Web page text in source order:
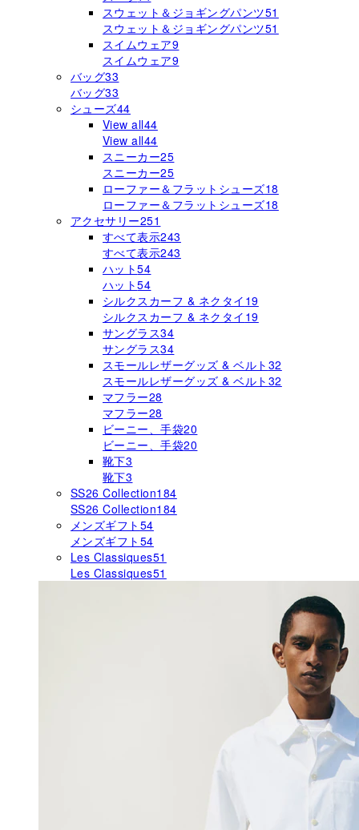
スウェット＆ジョギングパンツ51
スウェット＆ジョギングパンツ51
スイムウェア9
スイムウェア9
バッグ33
バッグ33
シューズ44
View all44
View all44
スニーカー25
スニーカー25
ローファー＆フラットシューズ18
ローファー＆フラットシューズ18
アクセサリー251
すべて表示243
すべて表示243
ハット54
ハット54
シルクスカーフ & ネクタイ 19
シルクスカーフ & ネクタイ 19
サングラス34
サングラス34
スモールレザーグッズ & ベルト 32
スモールレザーグッズ & ベルト 32
マフラー28
マフラー28
ビーニー、手袋20
ビーニー、手袋20
靴下3
靴下3
SS26 Collection184
SS26 Collection184
メンズギフト 54
メンズギフト 54
Les Classiques51
Les Classiques51